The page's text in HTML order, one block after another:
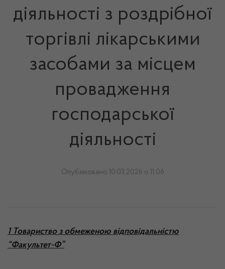
діяльності з роздрібної
торгівлі лікарськими
засобами за місцем
провадження
господарської
діяльності
Опубліковано 10.03.2026 о 11:06
1 Товариство з обмеженою відповідальністю
“Факультет-Ф”